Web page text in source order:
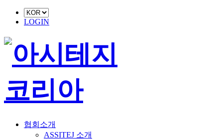
LOGIN
협회소개
ASSITEJ 소개